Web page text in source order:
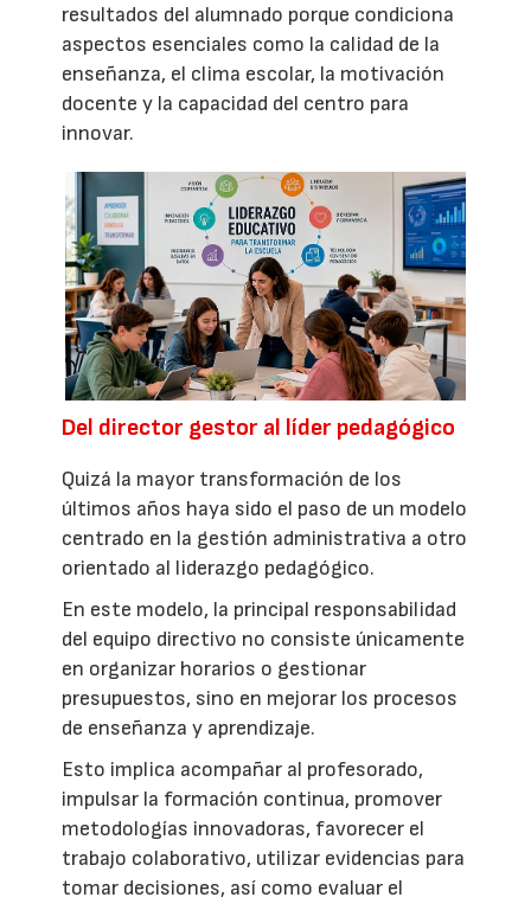
resultados del alumnado porque condiciona
aspectos esenciales como la calidad de la
enseñanza, el clima escolar, la motivación
docente y la capacidad del centro para
innovar.
Del director gestor al líder pedagógico
Quizá la mayor transformación de los
últimos años haya sido el paso de un modelo
centrado en la gestión administrativa a otro
orientado al liderazgo pedagógico.
En este modelo, la principal responsabilidad
del equipo directivo no consiste únicamente
en organizar horarios o gestionar
presupuestos, sino en mejorar los procesos
de enseñanza y aprendizaje.
Esto implica acompañar al profesorado,
impulsar la formación continua, promover
metodologías innovadoras, favorecer el
trabajo colaborativo, utilizar evidencias para
tomar decisiones, así como evaluar el